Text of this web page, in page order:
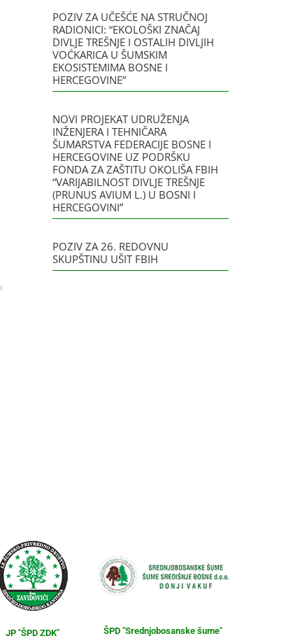
POZIV ZA UČEŠĆE NA STRUČNOJ
RADIONICI: “EKOLOŠKI ZNAČAJ
DIVLJE TREŠNJE I OSTALIH DIVLJIH
VOĆKARICA U ŠUMSKIM
EKOSISTEMIMA BOSNE I
HERCEGOVINE”
NOVI PROJEKAT UDRUŽENJA
INŽENJERA I TEHNIČARA
ŠUMARSTVA FEDERACIJE BOSNE I
HERCEGOVINE UZ PODRŠKU
FONDA ZA ZAŠTITU OKOLIŠA FBIH
“VARIJABILNOST DIVLJE TREŠNJE
(PRUNUS AVIUM L.) U BOSNI I
HERCEGOVINI”
POZIV ZA 26. REDOVNU
SKUPŠTINU UŠIT FBIH
JP "ŠPD ZDK" ŠPD "Srednjobosanske šume"